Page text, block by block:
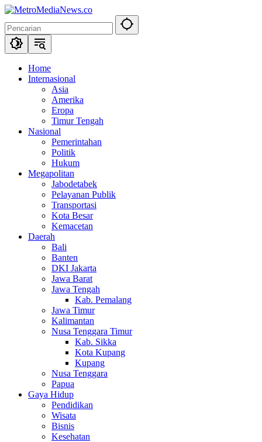
Langsung
konten
Home
Internasional
Asia
Amerika
Eropa
Timur Tengah
Nasional
Pemerintahan
Politik
Hukum
Megapolitan
Jabodetabek
Pelayanan Publik
Transportasi
Kota Besar
Kemacetan
Daerah
Bali
Banten
DKI Jakarta
Jawa Barat
Jawa Tengah
Kab. Pemalang
Jawa Timur
Kalimantan
Nusa Tenggara Timur
Kab. Sikka
Kota Kupang
Kupang
Nusa Tenggara
Papua
Gaya Hidup
Pendidikan
Wisata
Bisnis
Kesehatan